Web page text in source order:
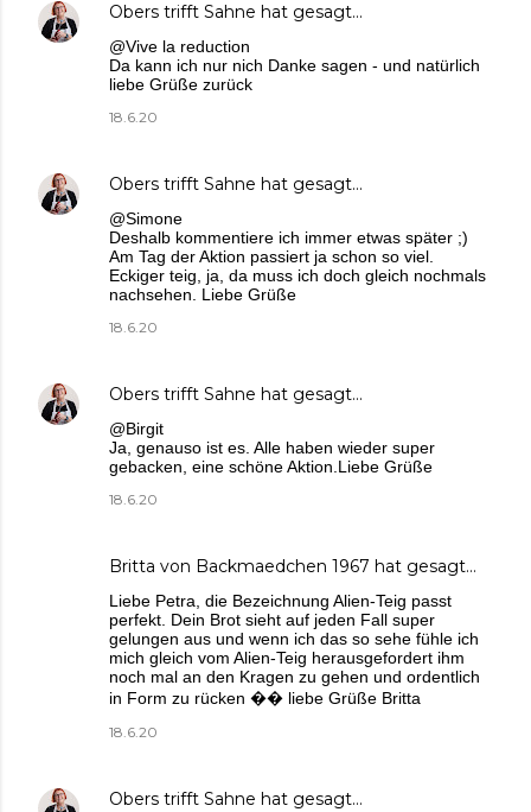
Obers trifft Sahne hat gesagt…
@Vive la reduction
Da kann ich nur nich Danke sagen - und natürlich
liebe Grüße zurück
18.6.20
Obers trifft Sahne hat gesagt…
@Simone
Deshalb kommentiere ich immer etwas später ;)
Am Tag der Aktion passiert ja schon so viel.
Eckiger teig, ja, da muss ich doch gleich nochmals
nachsehen. Liebe Grüße
18.6.20
Obers trifft Sahne hat gesagt…
@Birgit
Ja, genauso ist es. Alle haben wieder super
gebacken, eine schöne Aktion.Liebe Grüße
18.6.20
Britta von Backmaedchen 1967 hat gesagt…
Liebe Petra, die Bezeichnung Alien-Teig passt
perfekt. Dein Brot sieht auf jeden Fall super
gelungen aus und wenn ich das so sehe fühle ich
mich gleich vom Alien-Teig herausgefordert ihm
noch mal an den Kragen zu gehen und ordentlich
in Form zu rücken �� liebe Grüße Britta
18.6.20
Obers trifft Sahne hat gesagt…